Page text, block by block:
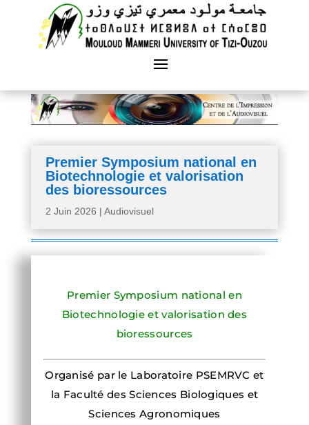
Premier Symposium national en
Biotechnologie et valorisation
des bioressources
2 Juin 2026 | Audiovisuel
Premier Symposium national en
Biotechnologie et valorisation des
bioressources
Organisé par le Laboratoire PSEMRVC et
la Faculté des Sciences Biologiques et
Sciences Agronomiques